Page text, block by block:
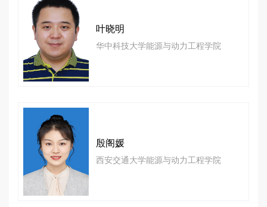
叶晓明
华中科技大学能源与动力工程学院
殷阁媛
西安交通大学能源与动力工程学院